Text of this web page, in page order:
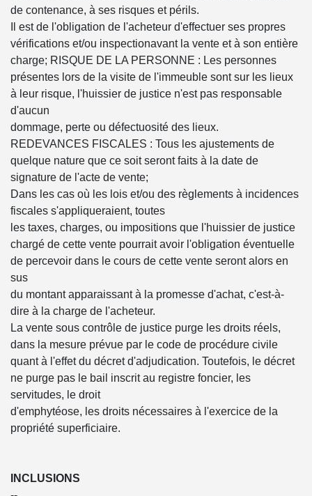
de contenance, à ses risques et périls.
Il est de l'obligation de l'acheteur d'effectuer ses propres
vérifications et/ou inspectionavant la vente et à son entière
charge; RISQUE DE LA PERSONNE : Les personnes
présentes lors de la visite de l'immeuble sont sur les lieux
à leur risque, l'huissier de justice n'est pas responsable
d'aucun
dommage, perte ou défectuosité des lieux.
REDEVANCES FISCALES : Tous les ajustements de
quelque nature que ce soit seront faits à la date de
signature de l'acte de vente;
Dans les cas où les lois et/ou des règlements à incidences
fiscales s'appliqueraient, toutes
les taxes, charges, ou impositions que l'huissier de justice
chargé de cette vente pourrait avoir l'obligation éventuelle
de percevoir dans le cours de cette vente seront alors en
sus
du montant apparaissant à la promesse d'achat, c'est-à-
dire à la charge de l'acheteur.
La vente sous contrôle de justice purge les droits réels,
dans la mesure prévue par le code de procédure civile
quant à l'effet du décret d'adjudication. Toutefois, le décret
ne purge pas le bail inscrit au registre foncier, les
servitudes, le droit
d'emphytéose, les droits nécessaires à l'exercice de la
propriété superficiaire.
INCLUSIONS